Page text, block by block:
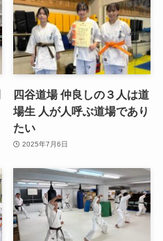
四谷道場 仲良しの３人は道
場生 人が人呼ぶ道場であり
たい
2025年7月6日